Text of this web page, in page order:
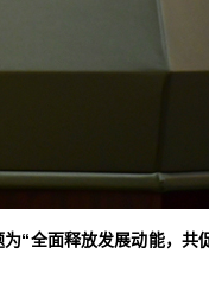
“全面释放发展动能，共